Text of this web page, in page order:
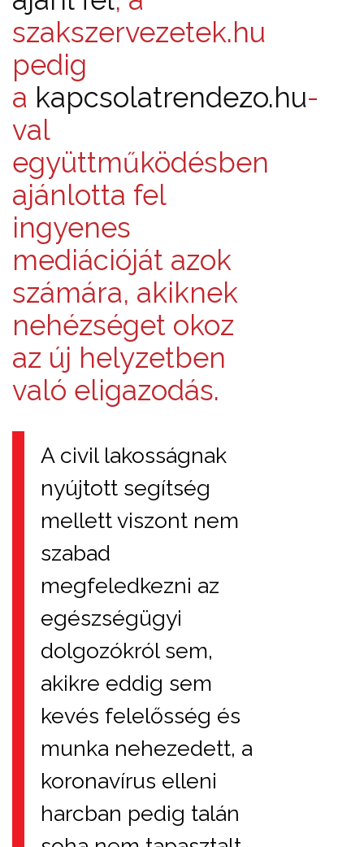
szakszervezetek.hu
pedig
a kapcsolatrendezo.hu-
val
együttműködésben
ajánlotta fel
ingyenes
mediációját azok
számára, akiknek
nehézséget okoz
az új helyzetben
való eligazodás.
A civil lakosságnak
nyújtott segítség
mellett viszont nem
szabad
megfeledkezni az
egészségügyi
dolgozókról sem,
akikre eddig sem
kevés felelősség és
munka nehezedett, a
koronavírus elleni
harcban pedig talán